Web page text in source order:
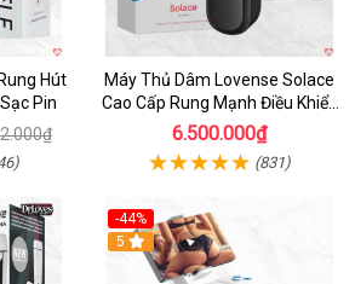
Hút
Pin
Máy Thủ Dâm Lovense Solace
Cao Cấp Rung Mạnh Điều Khiển
App
6.500.000₫
(831)
-44%
Hot
5